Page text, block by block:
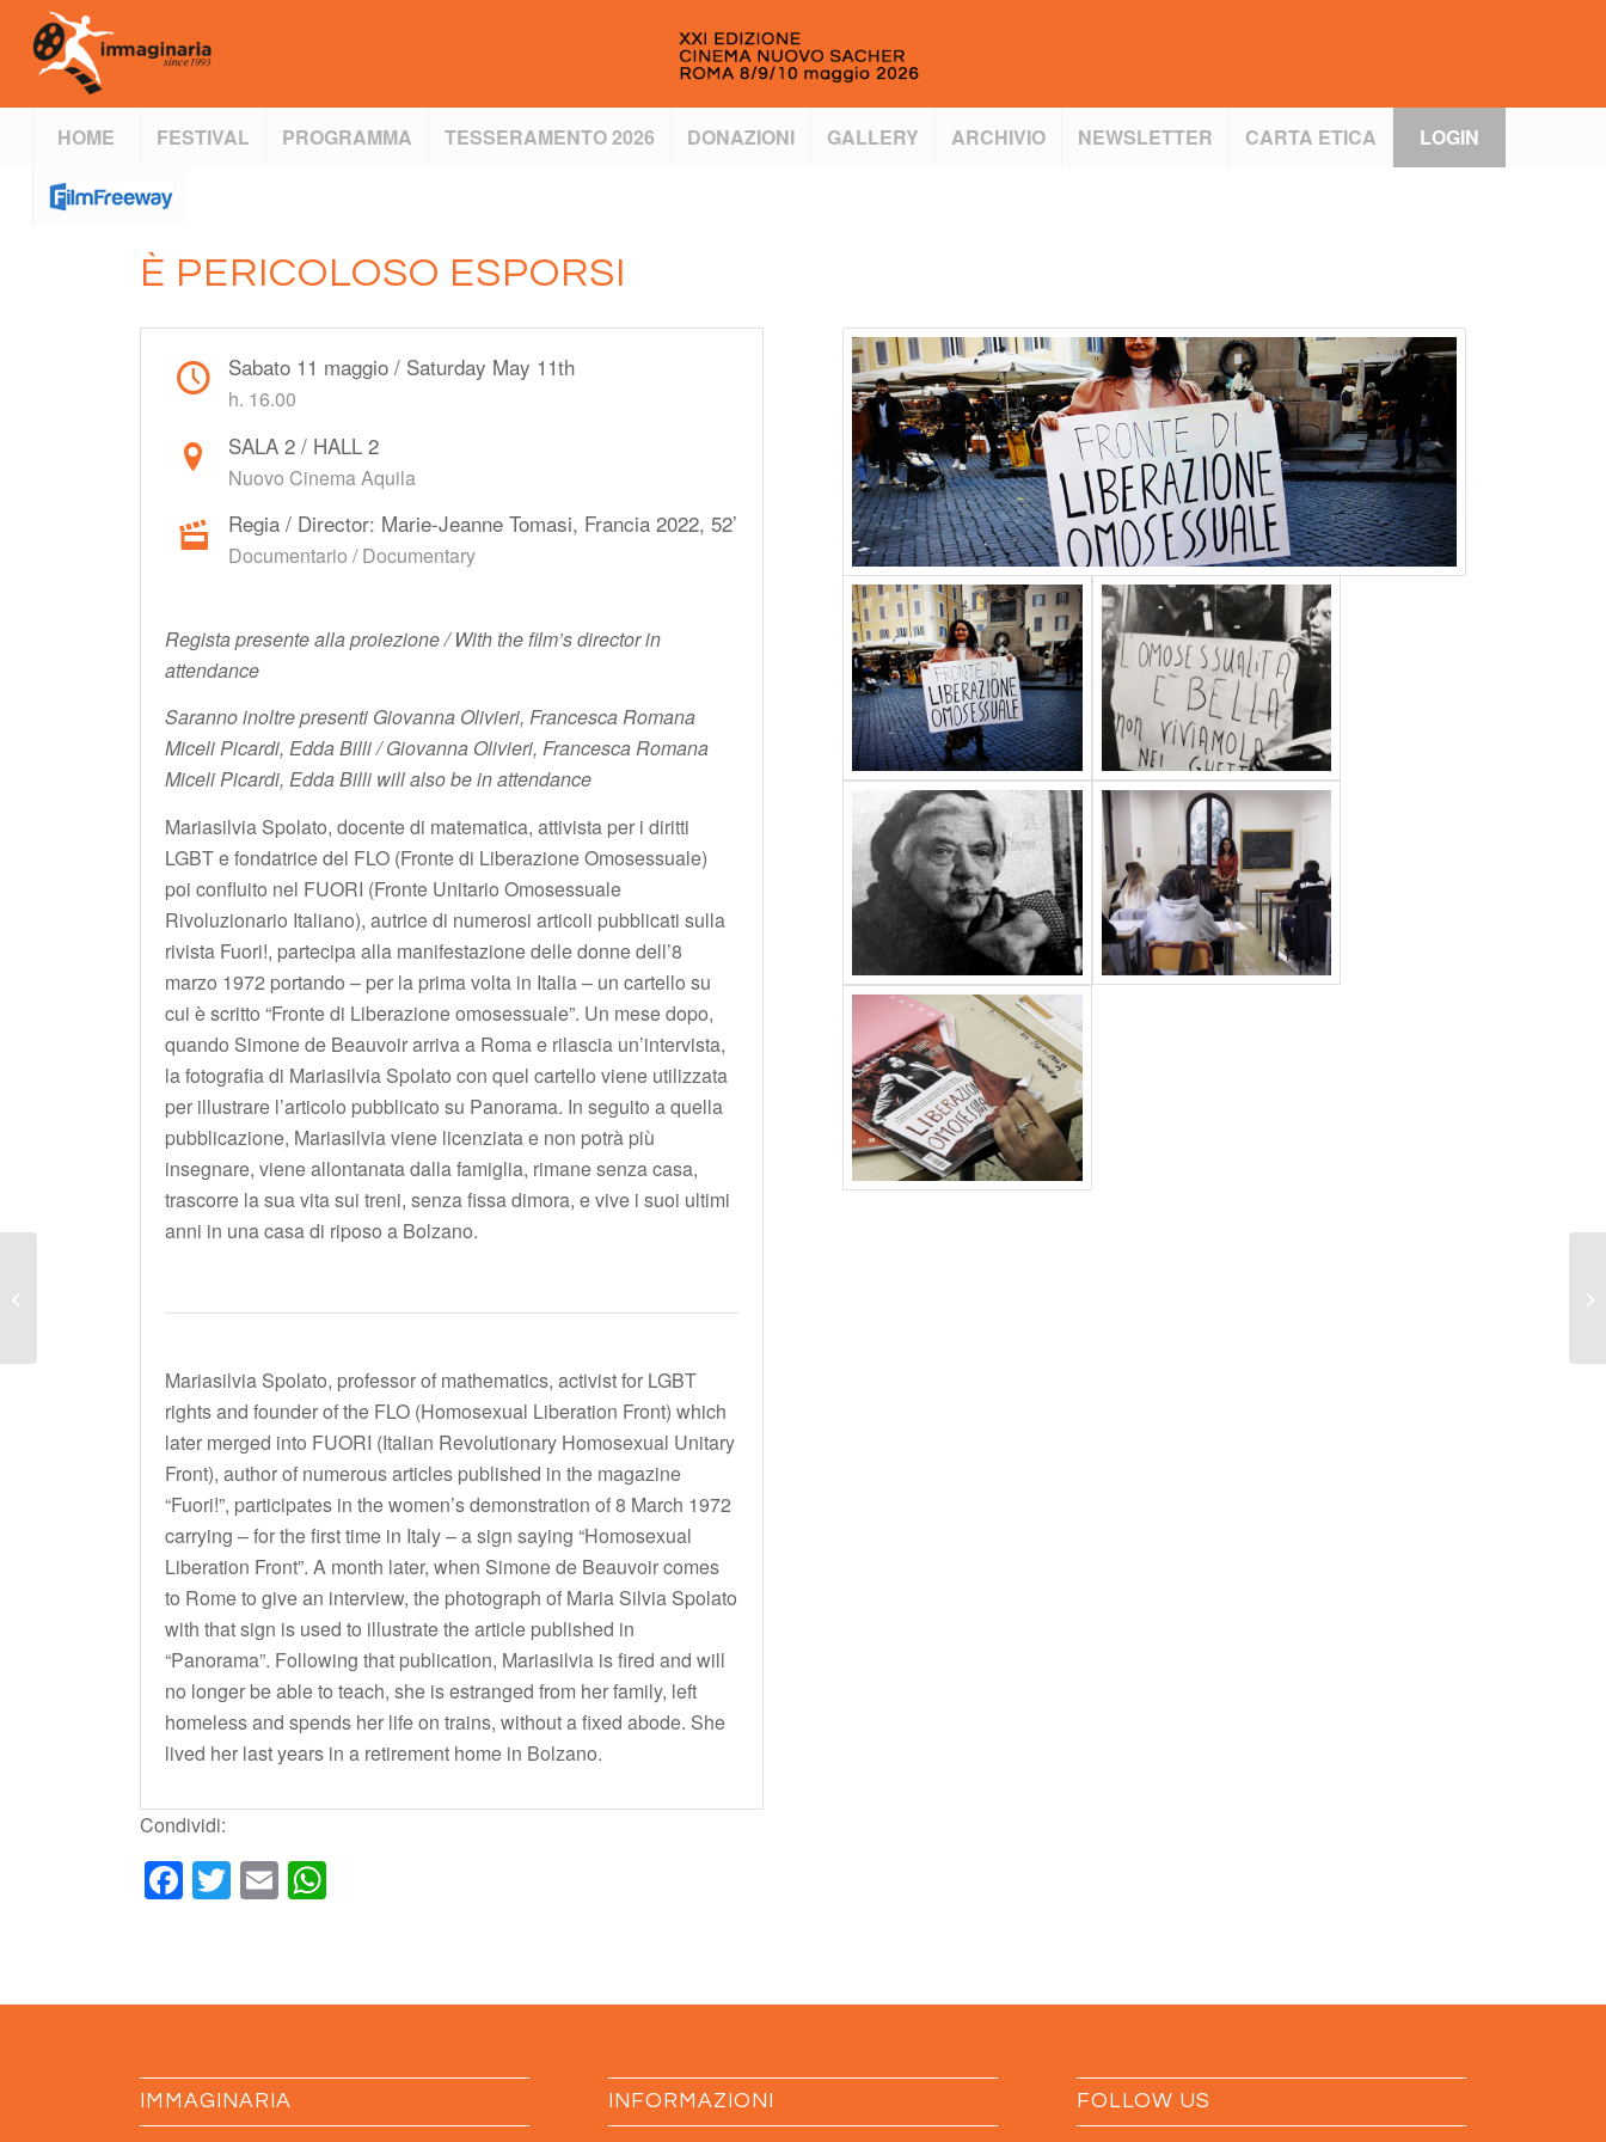
HOME FESTIVAL PROGRAMMA TESSERAMENTO 2026 DONAZIONI GALLERY ARCHIVIO NEWSLETTER CARTA ETICA LOGIN
È PERICOLOSO ESPORSI
Sabato 11 maggio / Saturday May 11th
h. 16.00
SALA 2 / HALL 2
Nuovo Cinema Aquila
Regia / Director: Marie-Jeanne Tomasi, Francia 2022, 52’
Documentario / Documentary
Regista presente alla proiezione / With the film’s director in
attendance
Saranno inoltre presenti Giovanna Olivieri, Francesca Romana
Miceli Picardi, Edda Billi / Giovanna Olivieri, Francesca Romana
Miceli Picardi, Edda Billi will also be in attendance
Mariasilvia Spolato, docente di matematica, attivista per i diritti
LGBT e fondatrice del FLO (Fronte di Liberazione Omosessuale)
poi confluito nel FUORI (Fronte Unitario Omosessuale
Rivoluzionario Italiano), autrice di numerosi articoli pubblicati sulla
rivista Fuori!, partecipa alla manifestazione delle donne dell’8
marzo 1972 portando – per la prima volta in Italia – un cartello su
cui è scritto “Fronte di Liberazione omosessuale”. Un mese dopo,
quando Simone de Beauvoir arriva a Roma e rilascia un’intervista,
la fotografia di Mariasilvia Spolato con quel cartello viene utilizzata
per illustrare l’articolo pubblicato su Panorama. In seguito a quella
pubblicazione, Mariasilvia viene licenziata e non potrà più
insegnare, viene allontanata dalla famiglia, rimane senza casa,
trascorre la sua vita sui treni, senza fissa dimora, e vive i suoi ultimi
anni in una casa di riposo a Bolzano.
Mariasilvia Spolato, professor of mathematics, activist for LGBT
rights and founder of the FLO (Homosexual Liberation Front) which
later merged into FUORI (Italian Revolutionary Homosexual Unitary
Front), author of numerous articles published in the magazine
“Fuori!”, participates in the women’s demonstration of 8 March 1972
carrying – for the first time in Italy – a sign saying “Homosexual
Liberation Front”. A month later, when Simone de Beauvoir comes
to Rome to give an interview, the photograph of Maria Silvia Spolato
with that sign is used to illustrate the article published in
“Panorama”. Following that publication, Mariasilvia is fired and will
no longer be able to teach, she is estranged from her family, left
homeless and spends her life on trains, without a fixed abode. She
lived her last years in a retirement home in Bolzano.
Condividi:
Facebook
Twitter
Email
IMMAGINARIA INFORMAZIONI FOLLOW US